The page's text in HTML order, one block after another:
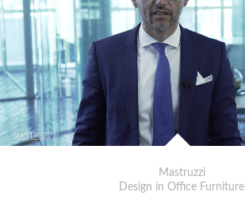
Mastruzzi
Design in Office Furniture